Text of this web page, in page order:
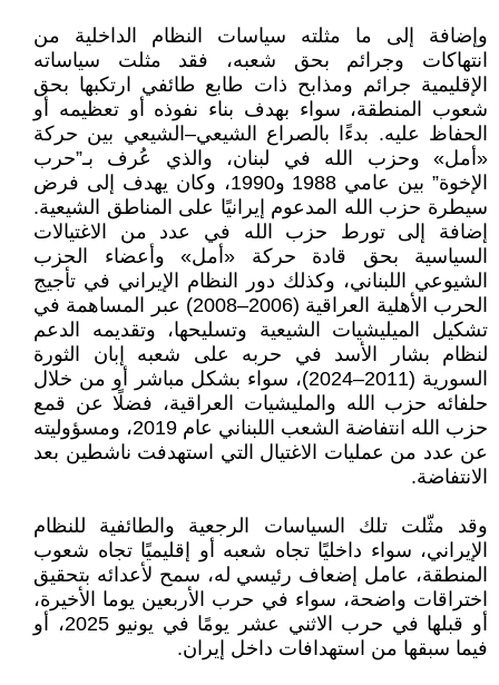
وإضافة إلى ما مثلته سياسات النظام الداخلية من
انتهاكات وجرائم بحق شعبه، فقد مثلت سياساته
الإقليمية جرائم ومذابح ذات طابع طائفي ارتكبها بحق
شعوب المنطقة، سواء بهدف بناء نفوذه أو تعظيمه أو
الحفاظ عليه. بدءًا بالصراع الشيعي–الشيعي بين حركة
«أمل» وحزب الله في لبنان، والذي عُرف بـ”حرب
الإخوة” بين عامي 1988 و1990، وكان يهدف إلى فرض
سيطرة حزب الله المدعوم إيرانيًا على المناطق الشيعية.
إضافة إلى تورط حزب الله في عدد من الاغتيالات
السياسية بحق قادة حركة «أمل» وأعضاء الحزب
الشيوعي اللبناني، وكذلك دور النظام الإيراني في تأجيج
الحرب الأهلية العراقية (2006–2008) عبر المساهمة في
تشكيل الميليشيات الشيعية وتسليحها، وتقديمه الدعم
لنظام بشار الأسد في حربه على شعبه إبان الثورة
السورية (2011–2024)، سواء بشكل مباشر أو من خلال
حلفائه حزب الله والمليشيات العراقية، فضلًا عن قمع
حزب الله انتفاضة الشعب اللبناني عام 2019، ومسؤوليته
عن عدد من عمليات الاغتيال التي استهدفت ناشطين بعد
الانتفاضة.
وقد مثّلت تلك السياسات الرجعية والطائفية للنظام
الإيراني، سواء داخليًا تجاه شعبه أو إقليميًا تجاه شعوب
المنطقة، عامل إضعاف رئيسي له، سمح لأعدائه بتحقيق
اختراقات واضحة، سواء في حرب الأربعين يوما الأخيرة،
أو قبلها في حرب الاثني عشر يومًا في يونيو 2025، أو
فيما سبقها من استهدافات داخل إيران.